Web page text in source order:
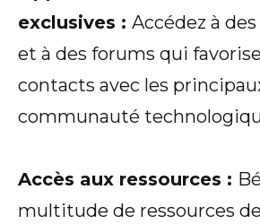
exclusives : Accédez à
et à des forums qui
contacts avec les
communauté
Accès aux ressources :
multitude de ressources